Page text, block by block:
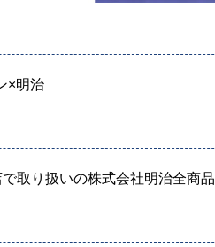
×明治
取り扱いの株式会社明治全商品